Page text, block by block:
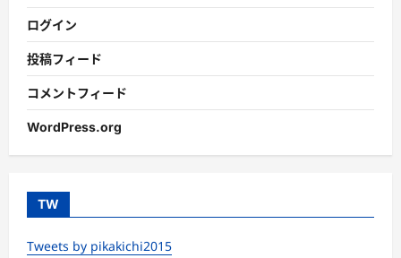
ログイン
投稿フィード
コメントフィード
WordPress.org
TW
Tweets by pikakichi2015